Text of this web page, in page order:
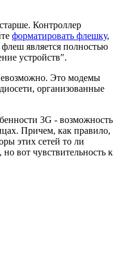
Контроллер
форматировать флешку,
является полностью
устройств".
Это модемы
организованные
3G - возможность
Причем, как правило,
этих сетей то ли
вот чувствительность к